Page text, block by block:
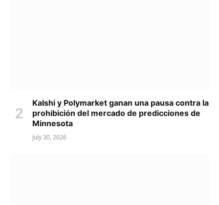
Kalshi y Polymarket ganan una pausa contra la
prohibición del mercado de predicciones de
Minnesota
July 30, 2026